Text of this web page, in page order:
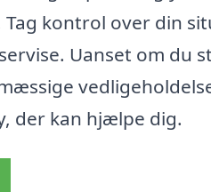
kontrol over din
Uanset om du
der kan hjælpe dig.